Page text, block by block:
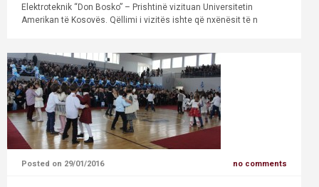
Elektroteknik “Don Bosko” – Prishtinë vizituan Universitetin
Amerikan të Kosovës. Qëllimi i vizitës ishte që nxënësit të n
Posted on 29/01/2016 no comments